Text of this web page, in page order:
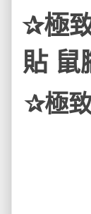
✰極
貼 鼠
✰極